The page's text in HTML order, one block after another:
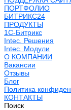
ПОРТФОЛИО
БИТРИКС24
ПРОДУКТЫ
1С-Битрикс
Intec. Решения
Intec. Модули
О КОМПАНИИ
Вакансии
Отзывы
Блог
Политика
КОНТАКТЫ
Поиск